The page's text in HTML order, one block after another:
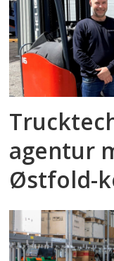
agentur
Østfold-